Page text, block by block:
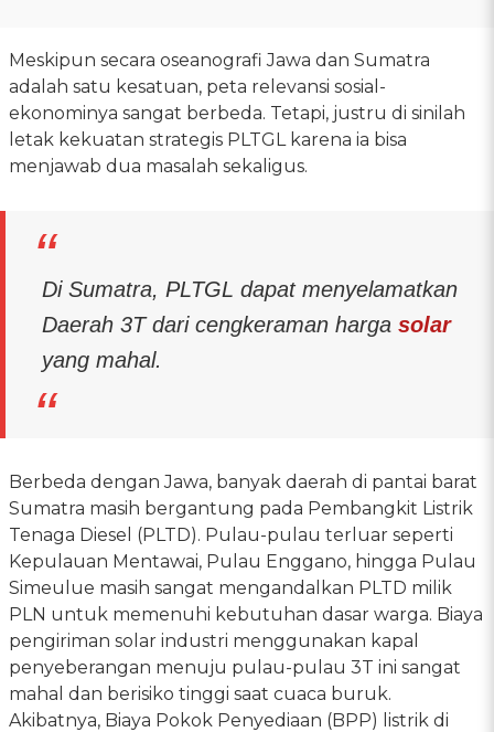
Meskipun secara oseanografi Jawa dan Sumatra
adalah satu kesatuan, peta relevansi sosial-
ekonominya sangat berbeda. Tetapi, justru di sinilah
letak kekuatan strategis PLTGL karena ia bisa
menjawab dua masalah sekaligus.
Di Sumatra, PLTGL dapat menyelamatkan
Daerah 3T dari cengkeraman harga solar
yang mahal.
Berbeda dengan Jawa, banyak daerah di pantai barat
Sumatra masih bergantung pada Pembangkit Listrik
Tenaga Diesel (PLTD). Pulau-pulau terluar seperti
Kepulauan Mentawai, Pulau Enggano, hingga Pulau
Simeulue masih sangat mengandalkan PLTD milik
PLN untuk memenuhi kebutuhan dasar warga. Biaya
pengiriman solar industri menggunakan kapal
penyeberangan menuju pulau-pulau 3T ini sangat
mahal dan berisiko tinggi saat cuaca buruk.
Akibatnya, Biaya Pokok Penyediaan (BPP) listrik di